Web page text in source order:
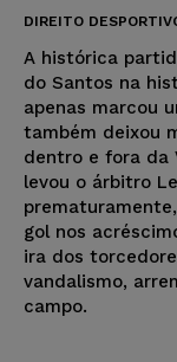
DIREITO
A histórica
do Santos na
apenas marcou
também deixou
dentro e fora da
levou o árbitro
gol nos
ira dos
vandalismo,
campo.